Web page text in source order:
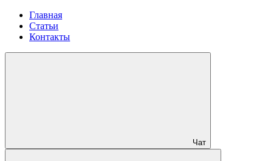
Главная
Статьи
Контакты
Чат